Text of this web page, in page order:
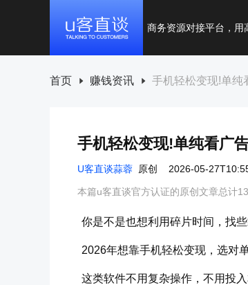
商务资源对接平台，用
首页 赚钱资讯 手机轻松变现!单纯
手机轻松变现!单纯看广
U客直谈蒜蓉 原创 2026-05-
本篇u客直谈官方认证的原创文章总计
你是不是也想利用碎片时间，找
2026年想靠手机轻松变现，选对
这类软件不用复杂操作，不用投